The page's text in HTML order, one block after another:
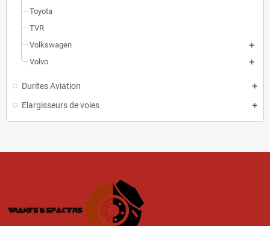
Toyota
TVR
Volkswagen
Volvo
Durites Aviation
Elargisseurs de voies